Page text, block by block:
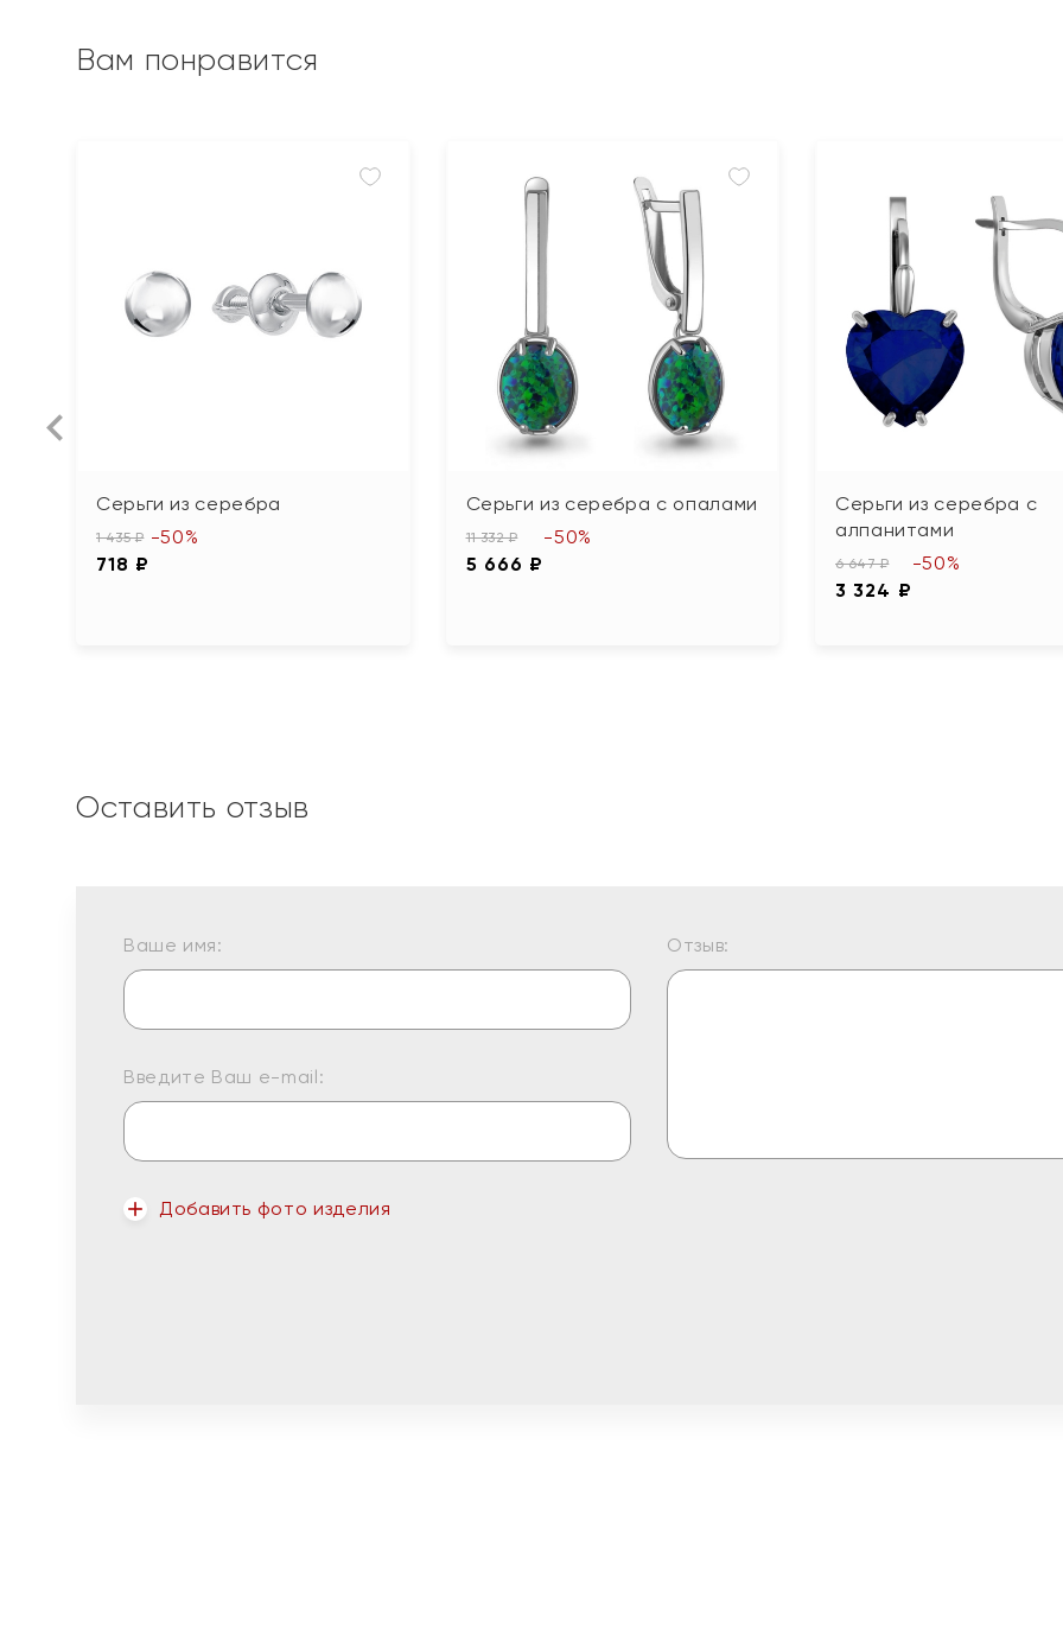
Вам понравится
Серьги из серебра
1 435 ₽
718 ₽
-50%
Серьги из серебра с опалами
11 332 ₽
5 666 ₽
-50%
Серьги из серебра с
алпанитами
6 647 ₽
3 324 ₽
-50%
Оставить отзыв
Ваше имя:
Введите Ваш e-mail:
Добавить фото изделия
Отзыв: